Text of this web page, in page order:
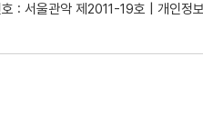
: 서울관악 제2011-19호 | 개인정